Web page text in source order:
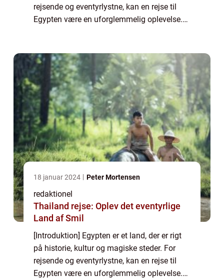
rejsende og eventyrlystne, kan en rejse til
Egypten være en uforglemmelig oplevelse.
18 januar 2024 Peter Mortensen
redaktionel
Thailand rejse: Oplev det eventyrlige
Land af Smil
[Introduktion] Egypten er et land, der er rigt
på historie, kultur og magiske steder. For
rejsende og eventyrlystne, kan en rejse til
Egypten være en uforglemmelig oplevelse.